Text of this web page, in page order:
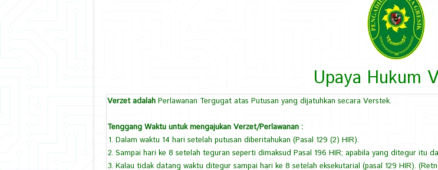
Upaya Hukum
Verzet adalah Perlawanan Tergugat atas Putusan yang dijatuhkan secara Verstek.
Tenggang Waktu untuk mengajukan Verzet/Perlawanan :
1. Dalam waktu 14 hari setelah putusan diberitahukan (Pasal 129 (2) HIR).
2. Sampai hari ke 8 setelah teguran seperti dimaksud Pasal 196 HIR; apabila yang ditegur itu
3. Kalau tidak datang waktu ditegur sampai hari ke 8 setelah eksekutarial (pasal 129 HIR).